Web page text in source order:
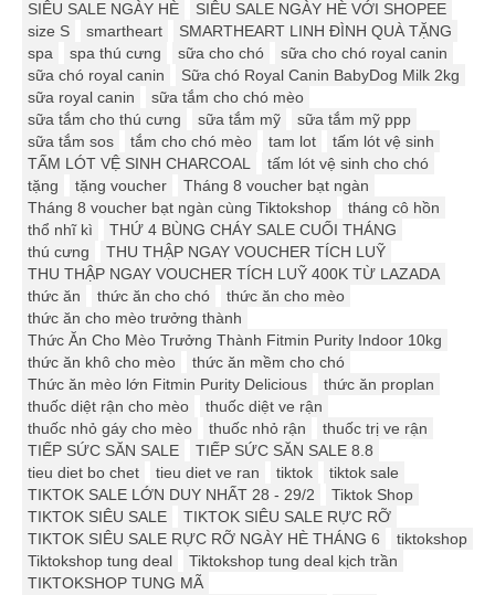
SIÊU SALE NGÀY HÈ
SIÊU SALE NGÀY HÈ VỚI SHOPEE
size S
smartheart
SMARTHEART LINH ĐÌNH QUÀ TẶNG
spa
spa thú cưng sữa cho chó
sữa cho chó royal canin
sữa chó royal canin
Sữa chó Royal Canin BabyDog Milk 2kg
sữa royal canin
sữa tắm cho chó mèo
sữa tắm cho thú cưng
sữa tắm mỹ
sữa tắm mỹ ppp
sữa tắm sos
tắm cho chó mèo tam lot
tấm lót vệ sinh
TẤM LÓT VỆ SINH CHARCOAL
tấm lót vệ sinh cho chó
tặng
tặng voucher
Tháng 8 voucher bạt ngàn
Tháng 8 voucher bạt ngàn cùng Tiktokshop
tháng cô hồn
thổ nhĩ kì
THỨ 4 BÙNG CHÁY SALE CUỐI THÁNG
thú cưng
THU THẬP NGAY VOUCHER TÍCH LUỸ
THU THẬP NGAY VOUCHER TÍCH LUỸ 400K TỪ LAZADA
thức ăn
thức ăn cho chó
thức ăn cho mèo
thức ăn cho mèo trưởng thành
Thức Ăn Cho Mèo Trưởng Thành Fitmin Purity Indoor 10kg
thức ăn khô cho mèo
thức ăn mềm cho chó
Thức ăn mèo lớn Fitmin Purity Delicious
thức ăn proplan
thuốc diệt rận cho mèo
thuốc diệt ve rận
thuốc nhỏ gáy cho mèo
thuốc nhỏ rận
thuốc trị ve rận
TIẾP SỨC SĂN SALE
TIẾP SỨC SĂN SALE 8.8
tieu diet bo chet
tieu diet ve ran tiktok
tiktok sale
TIKTOK SALE LỚN DUY NHẤT 28 - 29/2
Tiktok Shop
TIKTOK SIÊU SALE
TIKTOK SIÊU SALE RỰC RỠ
TIKTOK SIÊU SALE RỰC RỠ NGÀY HÈ THÁNG 6
tiktokshop
Tiktokshop tung deal
Tiktokshop tung deal kịch trần
TIKTOKSHOP TUNG MÃ